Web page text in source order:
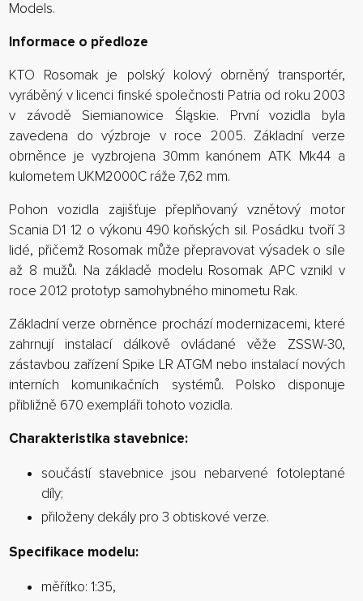
Models.
Informace o předloze
KTO Rosomak je polský kolový obrněný transportér,
vyráběný v licenci finské společnosti Patria od roku 2003
v závodě Siemianowice Śląskie. První vozidla byla
zavedena do výzbroje v roce 2005. Základní verze
obrněnce je vyzbrojena 30mm kanónem ATK Mk44 a
kulometem UKM2000C ráže 7,62 mm.
Pohon vozidla zajišťuje přeplňovaný vznětový motor
Scania D1 12 o výkonu 490 koňských sil. Posádku tvoří 3
lidé, přičemž Rosomak může přepravovat výsadek o síle
až 8 mužů. Na základě modelu Rosomak APC vznikl v
roce 2012 prototyp samohybného minometu Rak.
Základní verze obrněnce prochází modernizacemi, které
zahrnují instalací dálkově ovládané věže ZSSW-30,
zástavbou zařízení Spike LR ATGM nebo instalací nových
interních komunikačních systémů. Polsko disponuje
přibližně 670 exempláři tohoto vozidla.
Charakteristika stavebnice:
součástí stavebnice jsou nebarvené fotoleptané
díly;
přiloženy dekály pro 3 obtiskové verze.
Specifikace modelu:
měřítko: 1:35,